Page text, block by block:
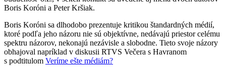
Boris Koróni a Peter Kršiak.
Boris Koróni sa dlhodobo prezentuje kritikou štandardných médií,
ktoré podľa jeho názoru nie sú objektívne, nedávajú priestor celému
spektru názorov, nekonajú nezávisle a slobodne. Tieto svoje názory
obhajoval napríklad v diskusii RTVS Večera s Havranom
s podtitulom Veríme ešte médiám?